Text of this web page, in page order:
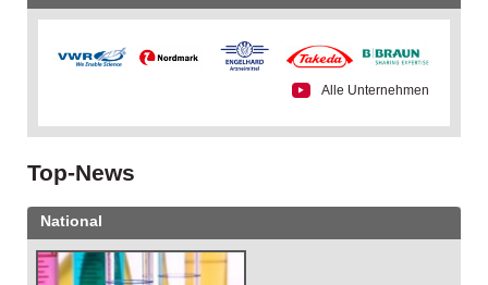
Alle Unternehmen
Top-News
National